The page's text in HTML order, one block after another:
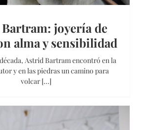
joyería de
alma y sensibilidad
Astrid Bartram encontró en la
y en las piedras un camino para
volcar [...]